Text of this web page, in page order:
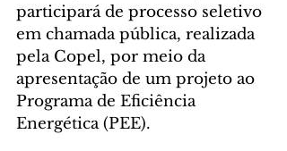
participará de processo seletivo
em chamada pública, realizada
pela Copel, por meio da
apresentação de um projeto ao
Programa de Eficiência
Energética (PEE).